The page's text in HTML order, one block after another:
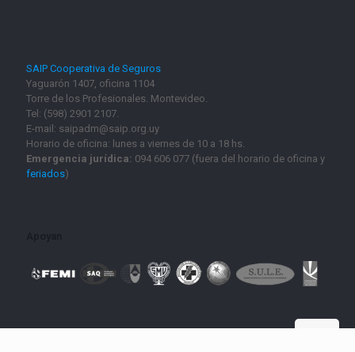
SAIP Cooperativa de Seguros
Yaguarón 1407, oficina 1104
Torre de los Profesionales. Montevideo.
Tel: (598) 2901 2107.
E-mail: saipadm@saip.org.uy
Horario de oficina: lunes a viernes de 10 a 18 hs.
Emergencia jurídica: 094 606 077 (fuera del horario de oficina y
feriados)